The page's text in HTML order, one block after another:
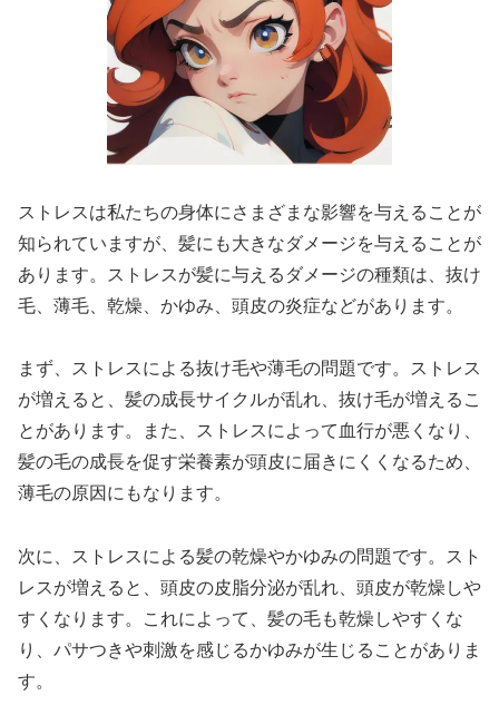
ストレスは私たちの身体にさまざまな影響を与えることが
知られていますが、髪にも大きなダメージを与えることが
あります。ストレスが髪に与えるダメージの種類は、抜け
毛、薄毛、乾燥、かゆみ、頭皮の炎症などがあります。
まず、ストレスによる抜け毛や薄毛の問題です。ストレス
が増えると、髪の成長サイクルが乱れ、抜け毛が増えるこ
とがあります。また、ストレスによって血行が悪くなり、
髪の毛の成長を促す栄養素が頭皮に届きにくくなるため、
薄毛の原因にもなります。
次に、ストレスによる髪の乾燥やかゆみの問題です。スト
レスが増えると、頭皮の皮脂分泌が乱れ、頭皮が乾燥しや
すくなります。これによって、髪の毛も乾燥しやすくな
り、パサつきや刺激を感じるかゆみが生じることがありま
す。